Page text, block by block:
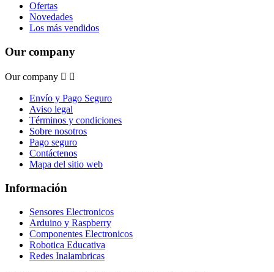
Ofertas
Novedades
Los más vendidos
Our company
Our company  
Envío y Pago Seguro
Aviso legal
Términos y condiciones
Sobre nosotros
Pago seguro
Contáctenos
Mapa del sitio web
Información
Sensores Electronicos
Arduino y Raspberry
Componentes Electronicos
Robotica Educativa
Redes Inalambricas